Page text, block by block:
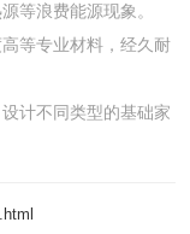
等浪费能源现象。
等专业材料，经久耐
计不同类型的基础家